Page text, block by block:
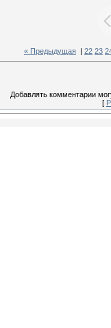
« Предыдущая 22 23
Добавлять комментарии
[